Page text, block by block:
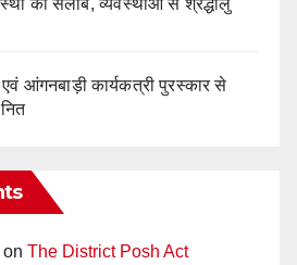
आंगनबाड़ी कार्यकत्री पुरस्कार से
on The District Posh Act